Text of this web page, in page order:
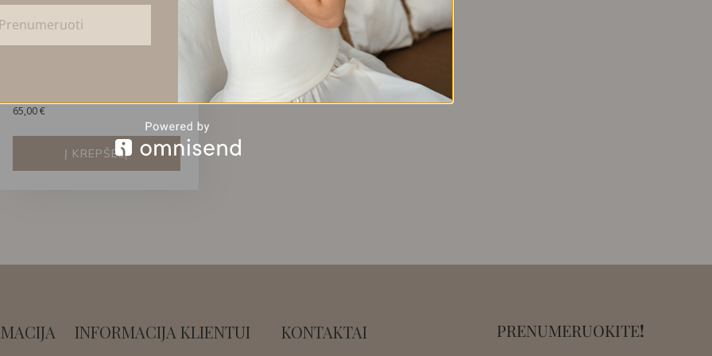
65,00€
Į KREPŠELĮ
INFORMACIJA KLIENTUI KONTAKTAI PRENUMERUOKITE!
Prenumeruoti